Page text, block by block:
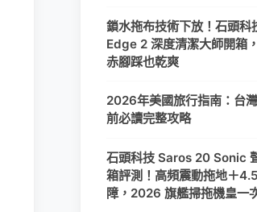
鎖水拖布技術下放！石頭
Edge 2 深度清潔大師開箱
赤腳踩也乾爽
2026年美國旅行指南：台
前必讀完整攻略
石頭科技 Saros 20 Sonic
箱評測！高頻震動拖地＋
障，2026 旗艦掃拖機皇一